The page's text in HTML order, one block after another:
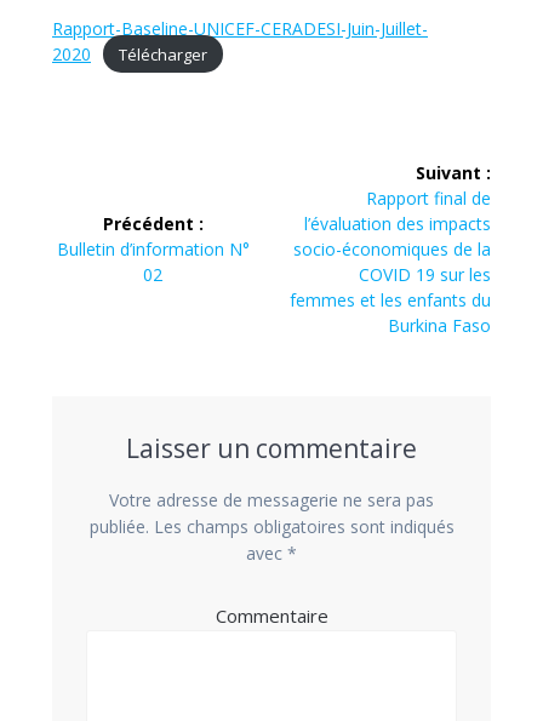
Rapport-Baseline-UNICEF-CERADESI-Juin-Juillet-
2020
Télécharger
l’article
Précédent :
Article
Bulletin d’information N°
02
Suivant :
Article
suivant
:
Rapport final de
l’évaluation des impacts
socio-économiques de la
COVID 19 sur les
femmes et les enfants du
Burkina Faso
Laisser un commentaire
Votre adresse de messagerie ne sera pas
publiée. Les champs obligatoires sont indiqués
avec *
Commentaire